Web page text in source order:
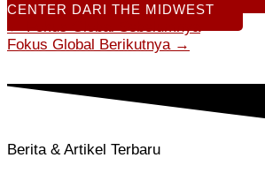
CENTER DARI THE MIDWEST
←Fokus Global Sebelumnya
Fokus Global Berikutnya →
Berita & Artikel Terbaru